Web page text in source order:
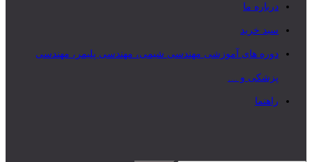
درباره ما
سبد خرید
دوره های آموزشی مهندسی شیمی، مهندسی پلیمر، مهندسی
پزشکی و …
راهنما